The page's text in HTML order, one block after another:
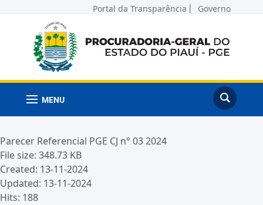
Portal da Transparência Governo
MENU
Parecer Referencial PGE CJ n° 03 2024
File size: 348.73 KB
Created: 13-11-2024
Updated: 13-11-2024
Hits: 188